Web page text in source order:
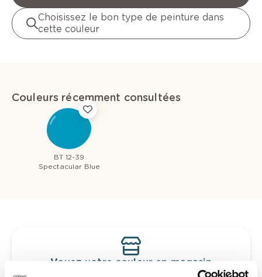
Choisissez le bon type de peinture dans
cette couleur
Couleurs récemment consultées
BT 12-39
Spectacular Blue
Voyez votre couleur en magasin